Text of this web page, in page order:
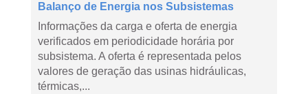
Balanço de Energia nos Subsistemas
Informações da carga e oferta de energia
verificados em periodicidade horária por
subsistema. A oferta é representada pelos
valores de geração das usinas hidráulicas,
térmicas,...